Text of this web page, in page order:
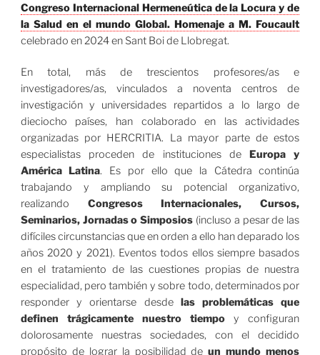
Congreso Internacional Hermeneútica de la Locura y de
la Salud en el mundo Global. Homenaje a M. Foucault
celebrado en 2024 en Sant Boi de Llobregat.
En total, más de trescientos profesores/as e
investigadores/as, vinculados a noventa centros de
investigación y universidades repartidos a lo largo de
dieciocho países, han colaborado en las actividades
organizadas por HERCRITIA. La mayor parte de estos
especialistas proceden de instituciones de Europa y
América Latina. Es por ello que la Cátedra continúa
trabajando y ampliando su potencial organizativo,
realizando Congresos Internacionales, Cursos,
Seminarios, Jornadas o Simposios (incluso a pesar de las
difíciles circunstancias que en orden a ello han deparado los
años 2020 y 2021). Eventos todos ellos siempre basados
en el tratamiento de las cuestiones propias de nuestra
especialidad, pero también y sobre todo, determinados por
responder y orientarse desde las problemáticas que
definen trágicamente nuestro tiempo y configuran
dolorosamente nuestras sociedades, con el decidido
propósito de lograr la posibilidad deun mundo menos